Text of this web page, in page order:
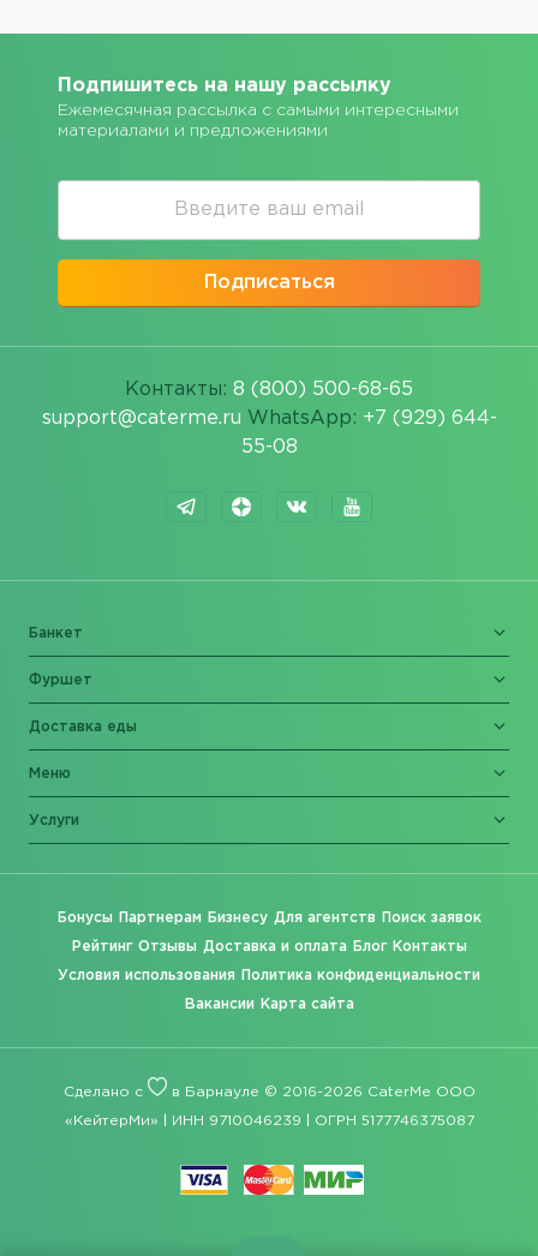
Подпишитесь на нашу рассылку
Ежемесячная рассылка с самыми интересными
материалами и предложениями
Подписаться
Контакты: 8 (800) 500-68-65
support@caterme.ru WhatsApp: +7 (929) 644-
55-08
Банкет
Фуршет
Доставка еды
Меню
Услуги
Бонусы Партнерам Бизнесу Для агентств Поиск заявок
Рейтинг Отзывы Доставка и оплата Блог Контакты
Условия использования Политика конфиденциальности
Вакансии Карта сайта
Сделано с в Барнауле © 2016-2026 CaterMe ООО
«КейтерМи» | ИНН 9710046239 | ОГРН 5177746375087